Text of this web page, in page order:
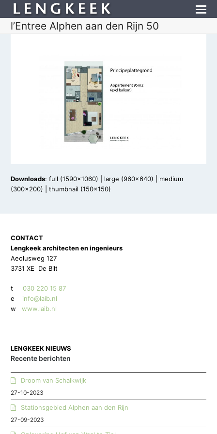
l’Entree Alphen aan den Rijn 50
Downloads:full (1590x1060) large (960x640)
medium
(300x200) |thumbnail (150x150)
CONTACT
Lengkeek architecten en ingenieurs
Aeolusweg 127
3731 XE De Bilt
t030 220 15 87
e info@laib.nl
w
www.laib.nl
LENGKEEK NIEUWS
Recente berichten
Droom van Schalkwijk
27-10-2023
Stationsgebied Alphen aan den Rijn
27-09-2023